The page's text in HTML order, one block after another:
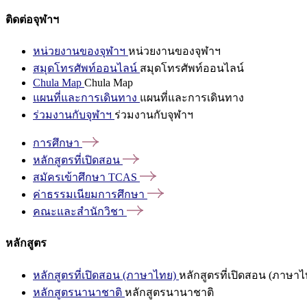
ติดต่อจุฬาฯ
หน่วยงานของจุฬาฯ หน่วยงานของจุฬาฯ
สมุดโทรศัพท์ออนไลน์ สมุดโทรศัพท์ออนไลน์
Chula Map Chula Map
แผนที่และการเดินทาง แผนที่และการเดินทาง
ร่วมงานกับจุฬาฯ ร่วมงานกับจุฬาฯ
การศึกษา
หลักสูตรที่เปิดสอน
สมัครเข้าศึกษา TCAS
ค่าธรรมเนียมการศึกษา
คณะและสำนักวิชา
หลักสูตร
หลักสูตรที่เปิดสอน (ภาษาไทย) หลักสูตรที่เปิดสอน (ภาษาไ
หลักสูตรนานาชาติ หลักสูตรนานาชาติ